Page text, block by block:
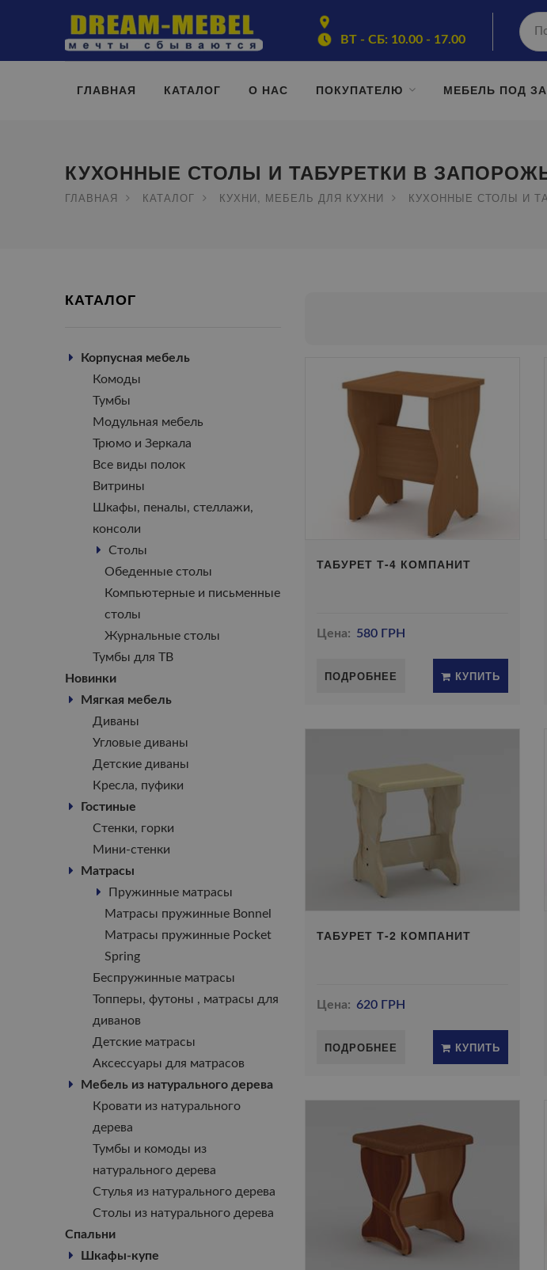
ВТ - СБ: 10.00 - 17.00
ГЛАВНАЯ КАТАЛОГ О НАС ПОКУПАТЕЛЮ МЕБЕЛЬ ПОД
КУХОННЫЕ СТОЛЫ И ТАБУРЕТКИ В
ГЛАВНАЯ КАТАЛОГ КУХНИ, МЕБЕЛЬ ДЛЯ КУХНИ КУХОННЫЕ СТОЛЫ И
КАТАЛОГ
Корпусная мебель
Комоды
Тумбы
Модульная мебель
Трюмо и Зеркала
Все виды полок
Витрины
Шкафы, пеналы, стеллажи,
консоли
Столы
Обеденные столы
Компьютерные и письменные
столы
Журнальные столы
Тумбы для ТВ
Новинки
Мягкая мебель
Диваны
Угловые диваны
Детские диваны
Кресла, пуфики
Гостиные
Стенки, горки
Мини-стенки
Матрасы
Пружинные матрасы
Матрасы пружинные Bonnel
Матрасы пружинные Pocket
Spring
Беспружинные матрасы
Топперы, футоны , матрасы для
диванов
Детские матрасы
Аксессуары для матрасов
Мебель из натурального дерева
Кровати из натурального
дерева
Тумбы и комоды из
натурального дерева
Стулья из натурального дерева
Столы из натурального дерева
Спальни
Шкафы-купе
ТАБУРЕТ Т-4 КОМПАНИТ
Цена: 580 ГРН
ПОДРОБНЕЕ КУПИТЬ
ТАБУРЕТ Т-2 КОМПАНИТ
Цена: 620 ГРН
ПОДРОБНЕЕ КУПИТЬ